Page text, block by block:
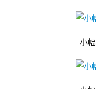
小